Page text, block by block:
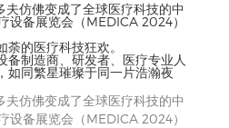
夫仿佛变成了全球医疗科技的中
设备展览会（MEDICA 2024）
的医疗科技狂欢。
备制造商、研发者、医疗专业人
如同繁星璀璨于同一片浩瀚夜
夫仿佛变成了全球医疗科技的中
设备展览会（MEDICA 2024）